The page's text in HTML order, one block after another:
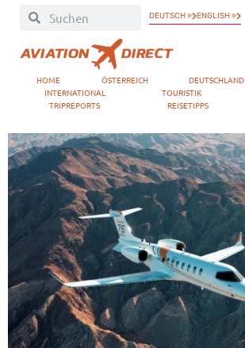
DEUTSCH » ENGLISH »
HOME ÖSTERREICH DEUTSCHLAND
INTERNATIONAL
TOURISTIK
TRIPREPORTS
REISETIPPS